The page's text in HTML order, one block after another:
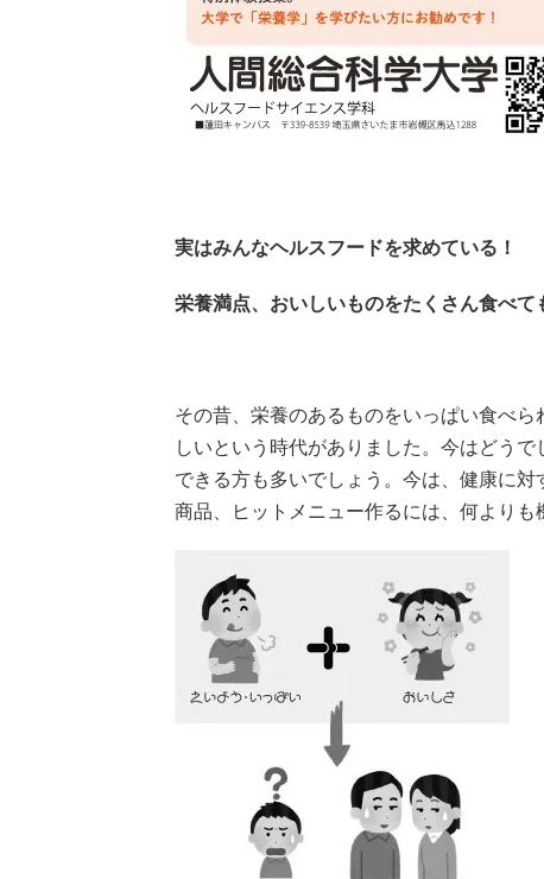
実はみんなヘルスフードを求めている！
栄養満点、おいしいものをたくさん食べて
その昔、栄養のあるものをいっぱい食べ
しいという時代がありました。今はどう
できる方も多いでしょう。今は、健康に
商品、ヒットメニュー作るには、何よりも